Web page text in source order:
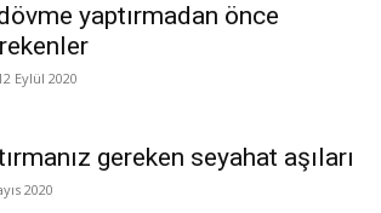
yaptırmadan önce
Eylül 2020
gereken seyahat aşıları
2020